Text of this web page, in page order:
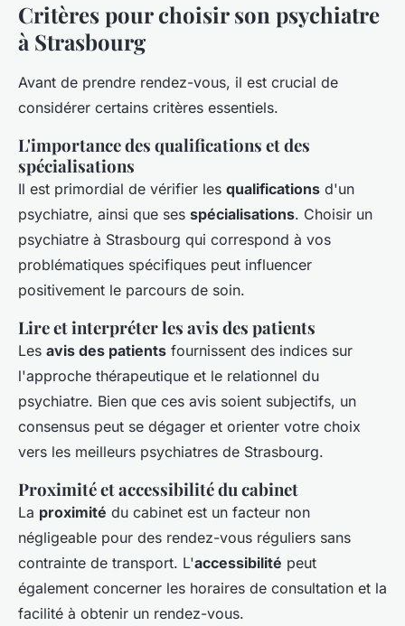
Critères pour choisir son psychiatre
à Strasbourg
Avant de prendre rendez-vous, il est crucial de
considérer certains critères essentiels.
L'importance des qualifications et des
spécialisations
Il est primordial de vérifier les qualifications d'un
psychiatre, ainsi que ses spécialisations. Choisir un
psychiatre à Strasbourg qui correspond à vos
problématiques spécifiques peut influencer
positivement le parcours de soin.
Lire et interpréter les avis des patients
Les avis des patients fournissent des indices sur
l'approche thérapeutique et le relationnel du
psychiatre. Bien que ces avis soient subjectifs, un
consensus peut se dégager et orienter votre choix
vers les meilleurs psychiatres de Strasbourg.
Proximité et accessibilité du cabinet
La proximité du cabinet est un facteur non
négligeable pour des rendez-vous réguliers sans
contrainte de transport. L'accessibilité peut
également concerner les horaires de consultation et la
facilité à obtenir un rendez-vous.